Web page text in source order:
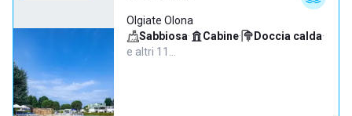
Olgiate Olona
Sabbiosa· Cabine· Doccia calda·
e altri 11…